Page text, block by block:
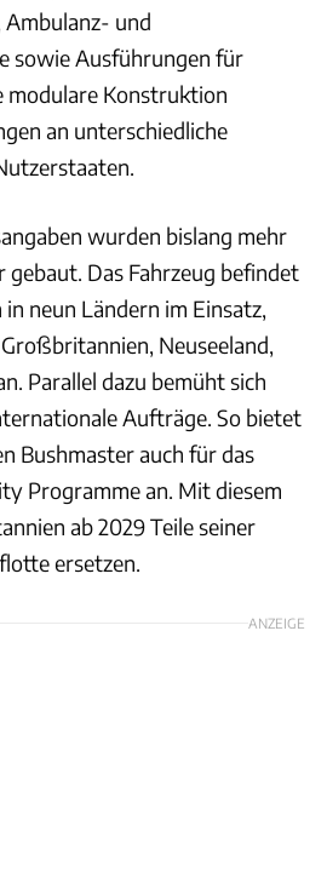
und
sowie Ausführungen für
modulare Konstruktion
an unterschiedliche
wurden bislang mehr
gebaut. Das Fahrzeug befindet
neun Ländern im Einsatz,
Neuseeland,
Parallel dazu bemüht sich
Aufträge. So bietet
Bushmaster auch für das
Programme an. Mit diesem
ab 2029 Teile seiner
ersetzen.
ANZEIGE